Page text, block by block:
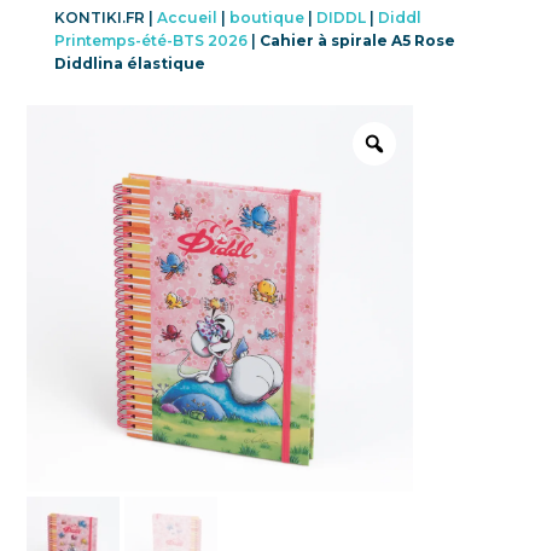
KONTIKI.FR | Accueil boutique| DIDDL| Diddl
Printemps-été-BTS 2026| Cahier à spirale A5 Rose
Diddlina élastique